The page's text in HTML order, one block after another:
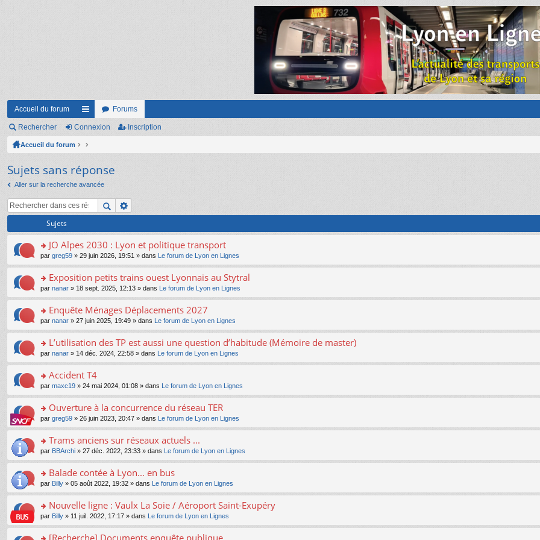
Accueil du forum
ac
co
ci
s
Forums
Rechercher Connexion Inscription
Accueil du forum
Sujets sans réponse
Aller sur la recherche avancée
Sujets
o
n
s
ult
er
le
m
e
s
a
g
e
n
n
le
pl
u
s
ré
c
e
nt
JO Alpes 2030 : Lyon et politique transport
par greg59 » 29 juin 2026, 19:51 » dans Le forum de Lyon en Lignes
o
n
s
ult
er
le
m
e
s
a
g
e
n
n
le
pl
u
s
ré
c
e
nt
Exposition petits trains ouest Lyonnais au Stytral
par nanar » 18 sept. 2025, 12:13 » dans Le forum de Lyon en Lignes
o
n
s
ult
er
le
m
e
s
a
g
e
n
n
le
pl
u
s
ré
c
e
nt
Enquête Ménages Déplacements 2027
par nanar » 27 juin 2025, 19:49 » dans Le forum de Lyon en Lignes
o
n
s
ult
er
le
m
e
s
a
g
e
n
n
le
pl
u
s
L’utilisation des TP est aussi une question d’habitude (Mémoire de master)
par nanar » 14 déc. 2024, 22:58 » dans Le forum de Lyon en Lignes
o
n
s
ult
er
le
m
e
s
a
g
e
n
n
Accident T4
par maxc19 » 24 mai 2024, 01:08 » dans Le forum de Lyon en Lignes
o
n
s
ult
er
le
m
e
s
a
g
e
n
Ouverture à la concurrence du réseau TER
par greg59 » 26 juin 2023, 20:47 » dans Le forum de Lyon en Lignes
o
n
s
ult
er
le
m
e
s
Trams anciens sur réseaux actuels ...
par BBArchi » 27 déc. 2022, 23:33 » dans Le forum de Lyon en Lignes
o
n
s
ult
er
le
m
Balade contée à Lyon... en bus
par Billy » 05 août 2022, 19:32 » dans Le forum de Lyon en Lignes
o
n
s
Nouvelle ligne : Vaulx La Soie / Aéroport Saint-Exupéry
par Billy » 11 juil. 2022, 17:17 » dans Le forum de Lyon en Lignes